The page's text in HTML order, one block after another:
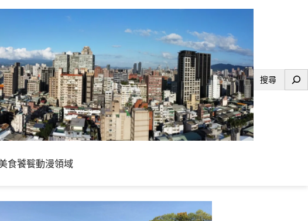
搜
食饕餮動漫領域